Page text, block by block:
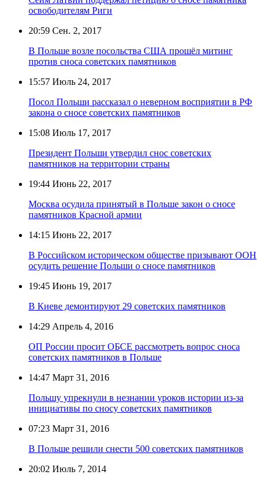
освободителям Риги
20:59 Сен. 2, 2017
В Польше возле посольства США прошёл митинг
против сноса советских памятников
15:57 Июль 24, 2017
Посол Польши рассказал о неверном восприятии в РФ
закона о сносе советских памятников
15:08 Июль 17, 2017
Президент Польши утвердил снос советских
памятников на территории страны
19:44 Июнь 22, 2017
Москва осудила принятый в Польше закон о сносе
памятников Красной армии
14:15 Июнь 22, 2017
В Российском историческом обществе призывают ООН
осудить решение Польши о сносе памятников
19:45 Июнь 19, 2017
В Киеве демонтируют 29 советских памятников
14:29 Апрель 4, 2016
ОП России просит ОБСЕ рассмотреть вопрос сноса
советских памятников в Польше
14:47 Март 31, 2016
Польшу упрекнули в незнании уроков истории из-за
инициативы по сносу советских памятников
07:23 Март 31, 2016
В Польше решили снести 500 советских памятников
20:02 Июль 7, 2014